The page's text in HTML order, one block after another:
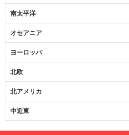
南太平洋
オセアニア
ヨーロッパ
北欧
北アメリカ
中近東